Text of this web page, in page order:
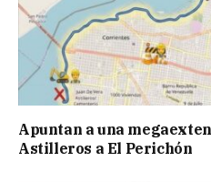
Apuntan a una
Astilleros a El Perichón